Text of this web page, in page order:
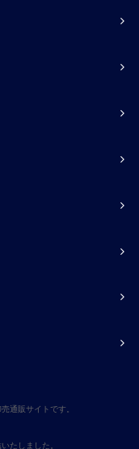
通販サイトです。
たしました。